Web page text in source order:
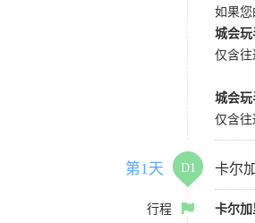
如果您
城会
仅含往
城会
仅含往
第1天 D1 卡尔
行程
卡尔加